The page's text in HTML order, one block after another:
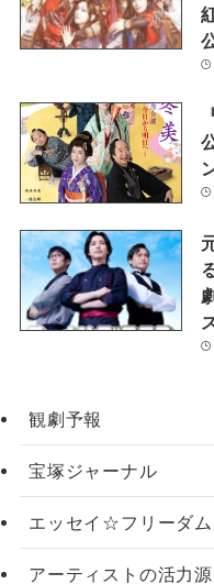
観劇予報
宝塚ジャーナル
エッセイ☆フリーダム
アーティストの活力源